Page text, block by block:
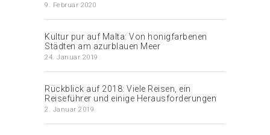
9. Februar 2020
Kultur pur auf Malta: Von honigfarbenen
Städten am azurblauen Meer
24. Januar 2019
Rückblick auf 2018: Viele Reisen, ein
Reiseführer und einige Herausforderungen
2. Januar 2019